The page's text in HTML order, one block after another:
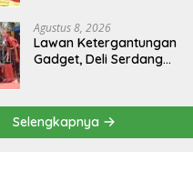
Bergeser!
Agustus 8, 2026
Lawan Ketergantungan
Gadget, Deli Serdang
Selengkapnya